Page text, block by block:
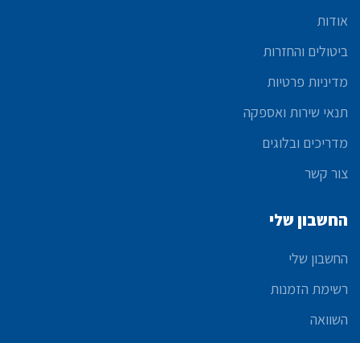
אודות
ביטולים והחזרות
מדיניות פרטיות
תנאי שירות ואספקה
מדריכים ובלוגים
צור קשר
החשבון שלי
החשבון שלי
רשימת הזמנות
השוואה